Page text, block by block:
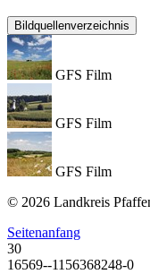
Bildquellenverzeichnis
GFS Film
GFS Film
GFS Film
© 2026 Landkreis
Seitenanfang
30
16569--1156368248-0